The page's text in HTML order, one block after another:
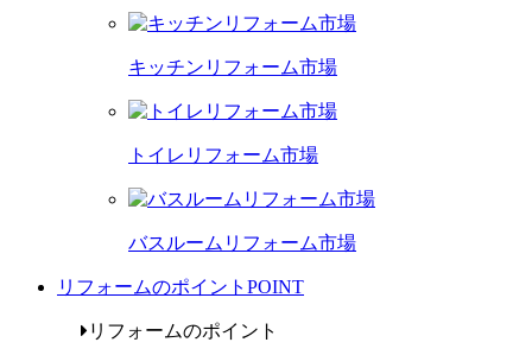
キッチンリフォーム市場
トイレリフォーム市場
バスルームリフォーム市場
リフォームのポイント POINT
リフォームのポイント